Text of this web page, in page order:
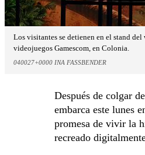
Los visitantes se detienen en el stand
videojuegos Gamescom, en Colonia.
040027+0000 INA FASSBENDER
Después de colgar
embarca este lunes
promesa de vivir la
recreado